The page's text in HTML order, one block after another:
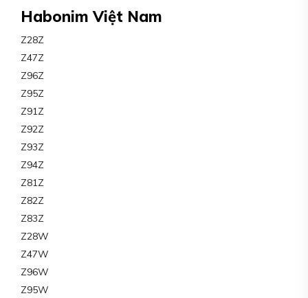
Habonim Việt Nam
Z28Z
Z47Z
Z96Z
Z95Z
Z91Z
Z92Z
Z93Z
Z94Z
Z81Z
Z82Z
Z83Z
Z28W
Z47W
Z96W
Z95W